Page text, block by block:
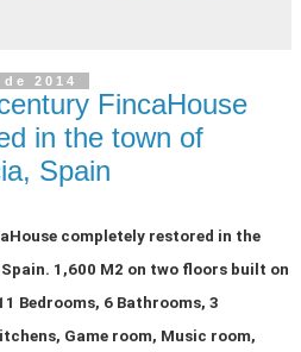
2014
FincaHouse
in the town of
Spain
completely restored in the
1,600 M2 on two floors built on
Bedrooms, 6 Bathrooms, 3
Game room, Music room,